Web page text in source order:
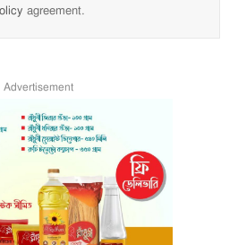
agreement.
Advertisement